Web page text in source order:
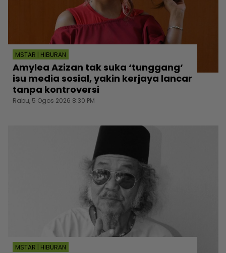
MSTAR | HIBURAN
Amylea Azizan tak suka ‘tunggang‘
isu media sosial, yakin kerjaya lancar
tanpa kontroversi
Rabu, 5 Ogos 2026 8:30 PM
MSTAR | HIBURAN